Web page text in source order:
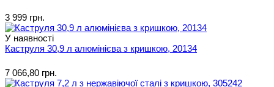
3 999 грн.
У наявності
Каструля 30,9 л алюмінієва з кришкою, 20134
7 066,80 грн.